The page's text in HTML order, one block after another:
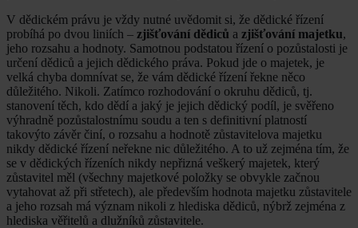
V dědickém právu je vždy nutné uvědomit si, že dědické řízení
probíhá po dvou liniích – zjišťování dědiců a zjišťování majetku,
jeho rozsahu a hodnoty. Samotnou podstatou řízení o pozůstalosti je
určení dědiců a jejich dědického práva. Pokud jde o majetek, je
velká chyba domnívat se, že vám dědické řízení řekne něco
důležitého. Nikoli. Zatímco rozhodování o okruhu dědiců, tj.
stanovení těch, kdo dědí a jaký je jejich dědický podíl, je svěřeno
výhradně pozůstalostnímu soudu a ten s definitivní platností
takovýto závěr činí, o rozsahu a hodnotě zůstavitelova majetku
nikdy dědické řízení neřekne nic důležitého. A to už zejména tím, že
se v dědických řízeních nikdy nepřizná veškerý majetek, který
zůstavitel měl (všechny majetkové položky se obvykle začnou
vytahovat až při střetech), ale především hodnota majetku zůstavitele
a jeho rozsah má význam nikoli z hlediska dědiců, nýbrž zejména z
hlediska věřitelů a dlužníků zůstavitele.